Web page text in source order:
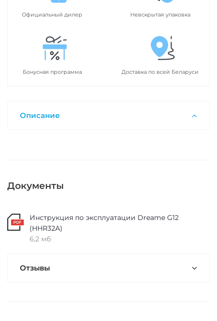
Официальный дилер Невскрытая упаковка
Бонусная программа Доставка по всей Беларуси
Описание
Документы
Инструкция по эксплуатации Dreame G12
(HHR32A)
6,2 мб
Отзывы